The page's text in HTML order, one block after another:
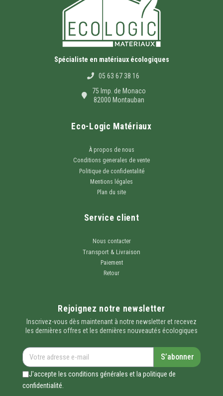
Spécialiste en matériaux écologiques
05 63 67 38 16
75 Imp. de Monaco
82000 Montauban
Eco-Logic Matériaux
À propos de nous
Conditions generales de vente
Politique de confidentalité
Mentions légales
Plan du site
Service client
Nous contacter
Transport & Livraison
Paiement
Retour
Rejoignez notre newsletter
Inscrivez-vous dès maintenant à notre newsletter et recevez
les dernières offres et les dernières nouveautés écologiques
S’abonner
J'accepte les conditions générales et la politique de
confidentialité.